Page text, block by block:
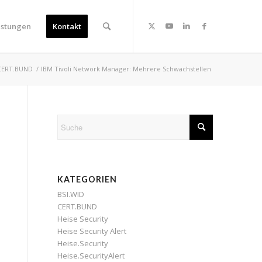
Kontakt
/ IBM Tivoli Network Manager: Mehrere Schwachstellen
KATEGORIEN
BSI.WID
CERT.BUND
Heise Security
Heise Security Alert
Heise.Security
Heise.SecurityAlert